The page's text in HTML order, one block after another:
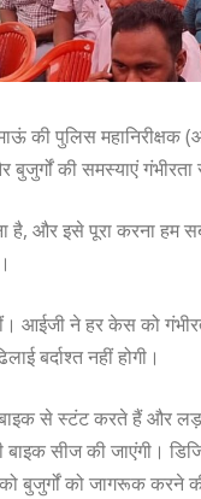
की पुलिस महानिरीक्षक
की समस्याएं
और इसे पूरा करना हम
आईजी ने हर केस को
बर्दाश्त नहीं होगी।
से स्टंट करते हैं और
सीज की जाएंगी।
बुजुर्गों को जागरूक करने